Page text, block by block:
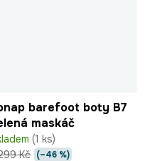
barefoot boty B7
maskáč
(1 ks)
Kč (–46 %)